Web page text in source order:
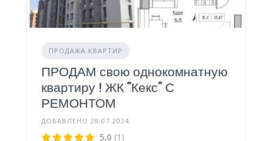
ПРОДАЖА КВАРТИР
ПРОДАМ свою однокомнатную
квартиру ! ЖК "Кекс" С
РЕМОНТОМ
ДОБАВЛЕНО 28.07.2024
5,0 (1)